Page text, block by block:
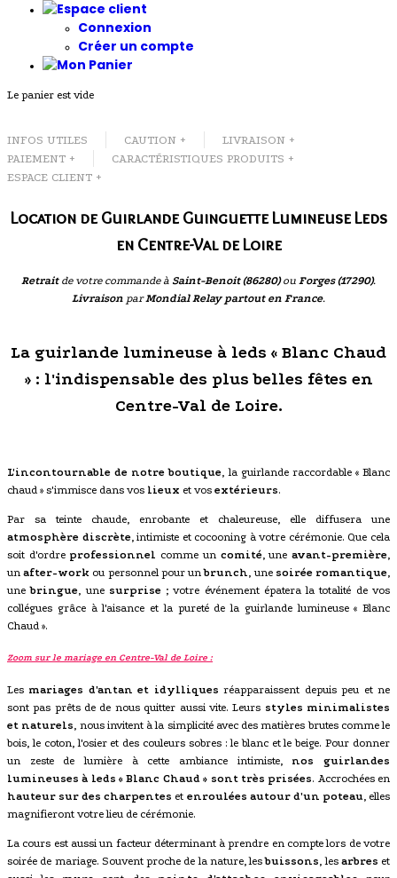
Connexion
Créer un compte
Le panier est vide
INFOS UTILES CAUTION +
LIVRAISON +
PAIEMENT +
CARACTÉRISTIQUES PRODUITS +
ESPACE CLIENT +
Location de Guirlande Guinguette Lumineuse Leds
en Centre-Val de Loire
Retraitde votre commande à Saint-Benoit (86280)ou Forges (17290).
Livraison parMondial Relay partout en France.
La guirlande lumineuse à leds « Blanc Chaud
» : l'indispensable des plus belles fêtes en
Centre-Val de Loire.
L'incontournable de notre boutique , la guirlande raccordable « Blanc
chaud » s'immisce dans vos lieux et vos extérieurs.
Par sa teinte chaude, enrobante et chaleureuse, elle diffusera une
atmosphère discrète, intimiste et cocooning à votre cérémonie. Que cela
soit d'ordre professionnel comme un comité, uneavant-première
unafter-work ou personnel pour unbrunch , une soirée romantique
unebringue , une surprise; votre événement épatera la totalité de vos
collégues grâce à l'aisance et la pureté de la guirlande lumineuse « Blanc
Chaud ».
Zoom sur le mariage en Centre-Val de Loire :
Les mariages d'antan et idylliques réapparaissent depuis peu et ne
sont pas prêts de de nous quitter aussi vite. Leurs styles minimalistes
et naturels , nous invitent à la simplicité avec des matières brutes comme le
bois, le coton, l'osier et des couleurs sobres : le blanc et le beige. Pour donner
un zeste de lumière à cette ambiance intimiste, nos guirlandes
lumineuses à leds « Blanc Chaud » sont très prisées. Accrochées en
hauteur sur des charpentes et enroulées autour d'un poteau , elles
magnifieront votre lieu de cérémonie.
La cours est aussi un facteur déterminant à prendre en compte lors de votre
soirée de mariage. Souvent proche de la nature, lesbuissons , les arbres et